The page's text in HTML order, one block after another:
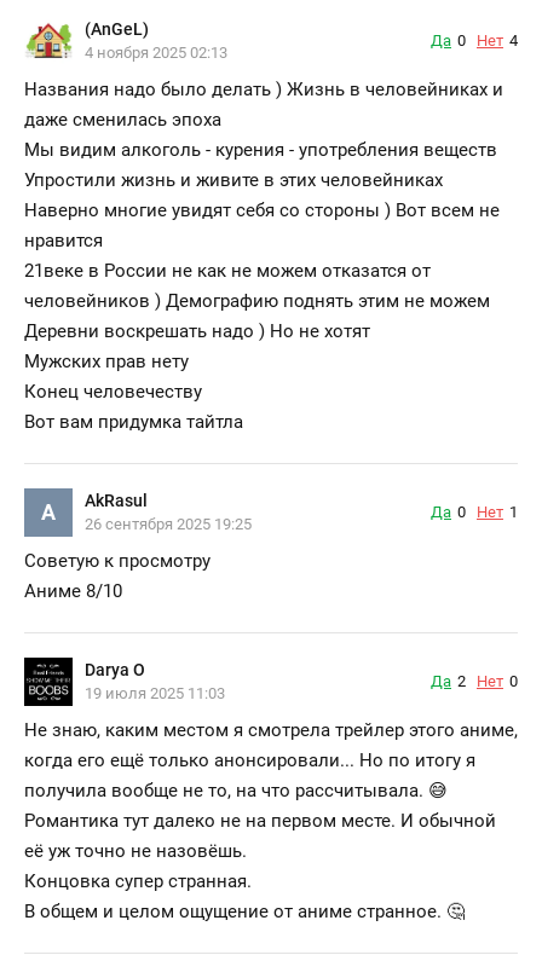
(AnGeL)
4 ноября 2025 02:13
Да 0 Нет 4
Названия надо было делать ) Жизнь в человейниках и
даже сменилась эпоха
Мы видим алкоголь - курения - употребления веществ
Упростили жизнь и живите в этих человейниках
Наверно многие увидят себя со стороны ) Вот всем не
нравится
21веке в России не как не можем отказатся от
человейников ) Демографию поднять этим не можем
Деревни воскрешать надо ) Но не хотят
Мужских прав нету
Конец человечеству
Вот вам придумка тайтла
A AkRasul
26 сентября 2025 19:25
Да 0 Нет 1
Советую к просмотру
Аниме 8/10
Darya O
19 июля 2025 11:03
Да 2 Нет 0
Не знаю, каким местом я смотрела трейлер этого аниме,
когда его ещё только анонсировали... Но по итогу я
получила вообще не то, на что рассчитывала. 😅
Романтика тут далеко не на первом месте. И обычной
её уж точно не назовёшь.
Концовка супер странная.
В общем и целом ощущение от аниме странное. 🤔